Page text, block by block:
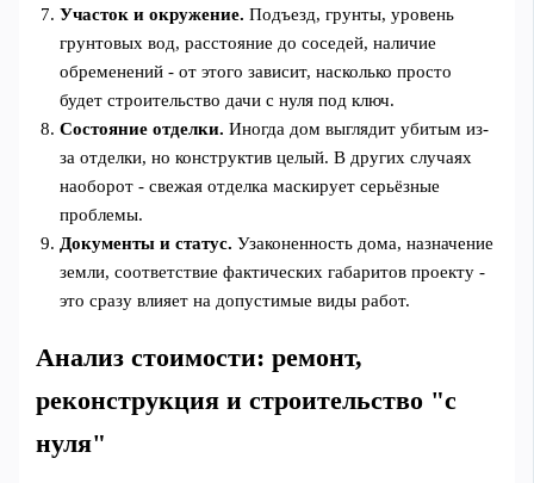
Участок и окружение. Подъезд, грунты, уровень
грунтовых вод, расстояние до соседей, наличие
обременений - от этого зависит, насколько просто
будет строительство дачи с нуля под ключ.
Состояние отделки. Иногда дом выглядит убитым из-
за отделки, но конструктив целый. В других случаях
наоборот - свежая отделка маскирует серьёзные
проблемы.
Документы и статус. Узаконенность дома, назначение
земли, соответствие фактических габаритов проекту -
это сразу влияет на допустимые виды работ.
Анализ стоимости: ремонт,
реконструкция и строительство "с
нуля"